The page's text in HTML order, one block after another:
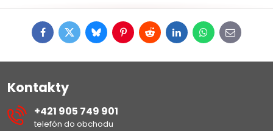
FacebookTwitterBlueskyPinterestRedditLinkedInWhatsApp
E-
mail
Kontakty
+421 905 749 901
telefón do obchodu